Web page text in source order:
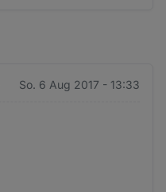
So. 6 Aug 2017 - 13:33